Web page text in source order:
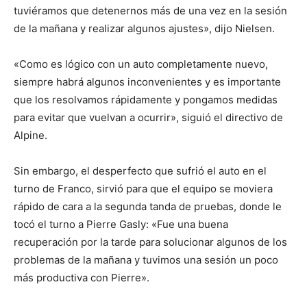
tuviéramos que detenernos más de una vez en la sesión
de la mañana y realizar algunos ajustes», dijo Nielsen.
«Como es lógico con un auto completamente nuevo,
siempre habrá algunos inconvenientes y es importante
que los resolvamos rápidamente y pongamos medidas
para evitar que vuelvan a ocurrir», siguió el directivo de
Alpine.
Sin embargo, el desperfecto que sufrió el auto en el
turno de Franco, sirvió para que el equipo se moviera
rápido de cara a la segunda tanda de pruebas, donde le
tocó el turno a Pierre Gasly: «Fue una buena
recuperación por la tarde para solucionar algunos de los
problemas de la mañana y tuvimos una sesión un poco
más productiva con Pierre».